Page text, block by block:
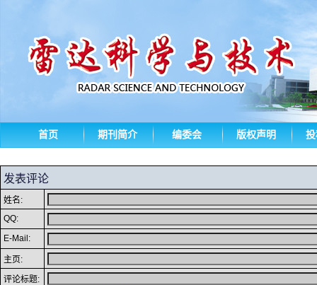
首页 期刊简介 编委会 版权声明
发表评论
姓名:
QQ:
E-Mail:
主页:
评论标题: